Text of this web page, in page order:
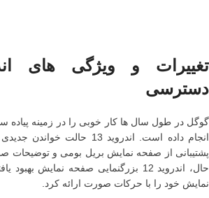
دسترسی
گوگل در طول سال ها کار خوبی را در زمینه
انجام داده است. اندروید 13
پشتیبانی از صفحه نمایش بریل بومی و توضیحات
حال، اندروید 12 بزرگنمایی صفحه نمایش
نمایش خود را با حرکات صورت ارائه کرد.